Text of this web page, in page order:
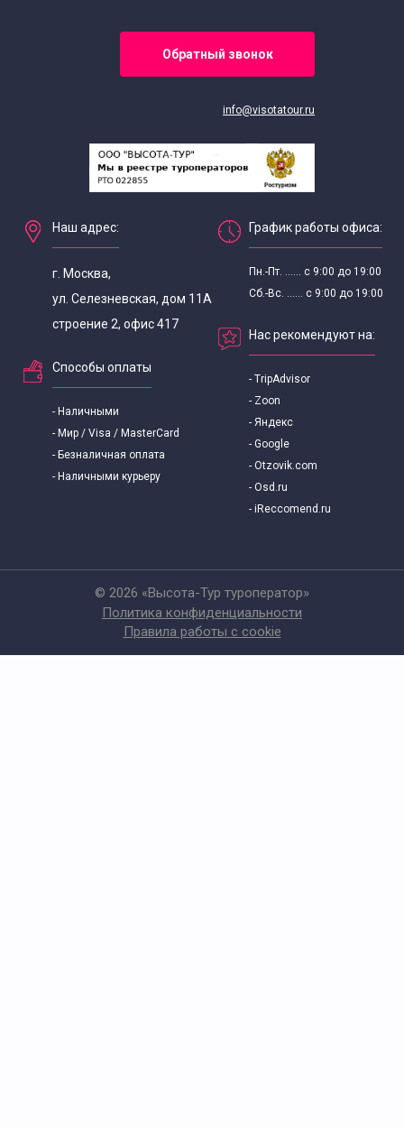
Обратный звонок
info@visotatour.ru
Наш адрес:
г. Москва,
ул. Селезневская, дом 11А
строение 2, офис 417
Способы оплаты
- Наличными
- Мир / Visa / MasterCard
- Безналичная оплата
- Наличными курьеру
График работы офиса:
Пн.-Пт. ...... с 9:00 до 19:00
Сб.-Вс. ...... с 9:00 до 19:00
Нас рекомендуют на:
- TripAdvisor
- Zoon
- Яндекс
- Google
- Otzovik.com
- Osd.ru
- iReccomend.ru
© 2026 «Высота-Тур туроператор»
Политика конфиденциальности
Правила работы с cookie